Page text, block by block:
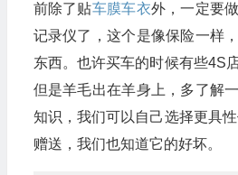
前除了贴车膜车衣外，一定要
记录仪了，这个是像保险一样
东西。也许买车的时候有些4S
但是羊毛出在羊身上，多了解
知识，我们可以自己选择更具
赠送，我们也知道它的好坏。